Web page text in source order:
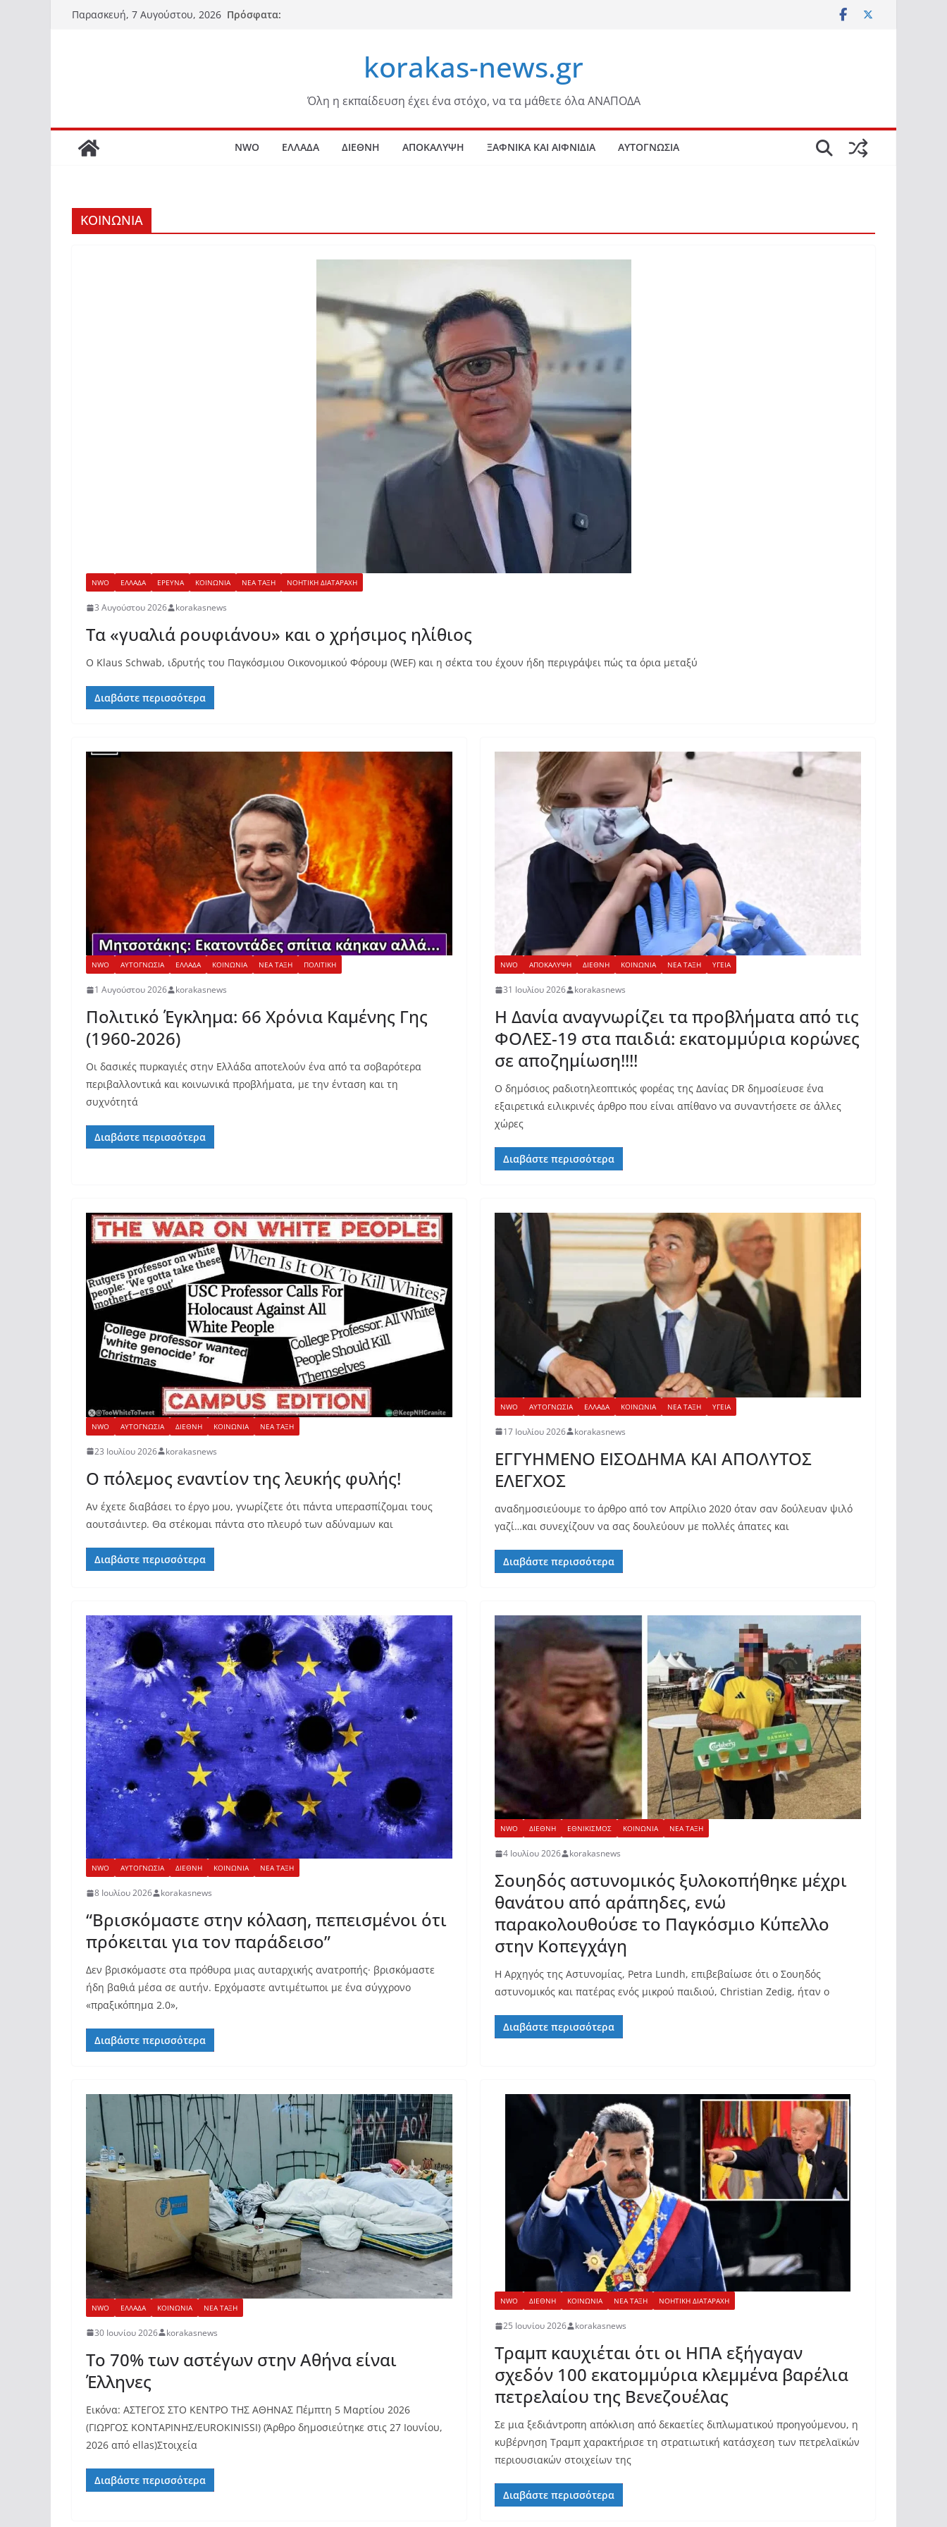
Μετάβαση
Παρασκευή, 7 Αυγούστου, 2026 Πρόσφατα:
korakas-news.gr
Όλη η εκπαίδευση έχει ένα στόχο, να τα μάθετε όλα ΑΝΑΠΟΔΑ
NWO ΕΛΛΑΔΑ ΔΙΕΘΝΗ ΑΠΟΚΑΛΥΨΗ ΞΑΦΝΙΚΑ ΚΑΙ ΑΙΦΝΙΔΙΑ ΑΥΤΟΓΝΩΣΙΑ
ΚΟΙΝΩΝΙΑ
NWO ΕΛΛΑΔΑ ΕΡΕΥΝΑ ΚΟΙΝΩΝΙΑ ΝΕΑ ΤΑΞΗ ΝΟΗΤΙΚΗ ΔΙΑΤΑΡΑΧΗ
3 Αυγούστου 2026 korakasnews
Τα «γυαλιά ρουφιάνου» και ο χρήσιμος ηλίθιος
Ο Klaus Schwab, ιδρυτής του Παγκόσμιου Οικονομικού Φόρουμ (WEF) και η σέκτα του έχουν ήδη περιγράψει πώς τα όρια μεταξύ
Διαβάστε περισσότερα
NWO ΑΥΤΟΓΝΩΣΙΑ ΕΛΛΑΔΑ ΚΟΙΝΩΝΙΑ ΝΕΑ ΤΑΞΗ ΠΟΛΙΤΙΚΗ
1 Αυγούστου 2026 korakasnews
Πολιτικό Έγκλημα: 66 Χρόνια Καμένης Γης
(1960-2026)
Οι δασικές πυρκαγιές στην Ελλάδα αποτελούν ένα από τα σοβαρότερα
περιβαλλοντικά και κοινωνικά προβλήματα, με την ένταση και τη
συχνότητά
Διαβάστε περισσότερα
NWO ΑΠΟΚΑΛΥΨΗ ΔΙΕΘΝΗ ΚΟΙΝΩΝΙΑ ΝΕΑ ΤΑΞΗ ΥΓΕΙΑ
31 Ιουλίου 2026 korakasnews
Η Δανία αναγνωρίζει τα προβλήματα από τις
ΦΟΛΕΣ-19 στα παιδιά: εκατομμύρια κορώνες
σε αποζημίωση!!!!
Ο δημόσιος ραδιοτηλεοπτικός φορέας της Δανίας DR δημοσίευσε ένα
εξαιρετικά ειλικρινές άρθρο που είναι απίθανο να συναντήσετε σε άλλες
χώρες
Διαβάστε περισσότερα
NWO ΑΥΤΟΓΝΩΣΙΑ ΔΙΕΘΝΗ ΚΟΙΝΩΝΙΑ ΝΕΑ ΤΑΞΗ
23 Ιουλίου 2026 korakasnews
Ο πόλεμος εναντίον της λευκής φυλής!
Αν έχετε διαβάσει το έργο μου, γνωρίζετε ότι πάντα υπερασπίζομαι τους
αουτσάιντερ. Θα στέκομαι πάντα στο πλευρό των αδύναμων και
Διαβάστε περισσότερα
NWO ΑΥΤΟΓΝΩΣΙΑ ΕΛΛΑΔΑ ΚΟΙΝΩΝΙΑ ΝΕΑ ΤΑΞΗ ΥΓΕΙΑ
17 Ιουλίου 2026 korakasnews
ΕΓΓΥΗΜΕΝΟ ΕΙΣΟΔΗΜΑ ΚΑΙ ΑΠΟΛΥΤΟΣ
ΕΛΕΓΧΟΣ
αναδημοσιεύουμε το άρθρο από τον Απρίλιο 2020 όταν σαν δούλευαν ψιλό
γαζί…και συνεχίζουν να σας δουλεύουν με πολλές άπατες και
Διαβάστε περισσότερα
NWO ΑΥΤΟΓΝΩΣΙΑ ΔΙΕΘΝΗ ΚΟΙΝΩΝΙΑ ΝΕΑ ΤΑΞΗ
8 Ιουλίου 2026 korakasnews
“Βρισκόμαστε στην κόλαση, πεπεισμένοι ότι
πρόκειται για τον παράδεισο”
Δεν βρισκόμαστε στα πρόθυρα μιας αυταρχικής ανατροπής· βρισκόμαστε
ήδη βαθιά μέσα σε αυτήν. Ερχόμαστε αντιμέτωποι με ένα σύγχρονο
«πραξικόπημα 2.0»,
Διαβάστε περισσότερα
NWO ΔΙΕΘΝΗ ΕΘΝΙΚΙΣΜΟΣ ΚΟΙΝΩΝΙΑ ΝΕΑ ΤΑΞΗ
4 Ιουλίου 2026 korakasnews
Σουηδός αστυνομικός ξυλοκοπήθηκε μέχρι
θανάτου από αράπηδες, ενώ
παρακολουθούσε το Παγκόσμιο Κύπελλο
στην Κοπεγχάγη
Η Αρχηγός της Αστυνομίας, Petra Lundh, επιβεβαίωσε ότι ο Σουηδός
αστυνομικός και πατέρας ενός μικρού παιδιού, Christian Zedig, ήταν ο
Διαβάστε περισσότερα
NWO ΕΛΛΑΔΑ ΚΟΙΝΩΝΙΑ ΝΕΑ ΤΑΞΗ
30 Ιουνίου 2026 korakasnews
Το 70% των αστέγων στην Αθήνα είναι
Έλληνες
Εικόνα: ΑΣΤΕΓOΣ ΣΤΟ ΚΕΝΤΡΟ ΤΗΣ ΑΘΗΝΑΣ Πέμπτη 5 Μαρτίου 2026
(ΓΙΩΡΓΟΣ ΚΟΝΤΑΡΙΝΗΣ/EUROKINISSI) (Άρθρο δημοσιεύτηκε στις 27 Ιουνίου,
2026 από ellas)Στοιχεία
Διαβάστε περισσότερα
NWO ΔΙΕΘΝΗ ΚΟΙΝΩΝΙΑ ΝΕΑ ΤΑΞΗ ΝΟΗΤΙΚΗ ΔΙΑΤΑΡΑΧΗ
25 Ιουνίου 2026 korakasnews
Τραμπ καυχιέται ότι οι ΗΠΑ εξήγαγαν
σχεδόν 100 εκατομμύρια κλεμμένα βαρέλια
πετρελαίου της Βενεζουέλας
Σε μια ξεδιάντροπη απόκλιση από δεκαετίες διπλωματικού προηγούμενου, η
κυβέρνηση Τραμπ χαρακτήρισε τη στρατιωτική κατάσχεση των πετρελαϊκών
περιουσιακών στοιχείων της
Διαβάστε περισσότερα